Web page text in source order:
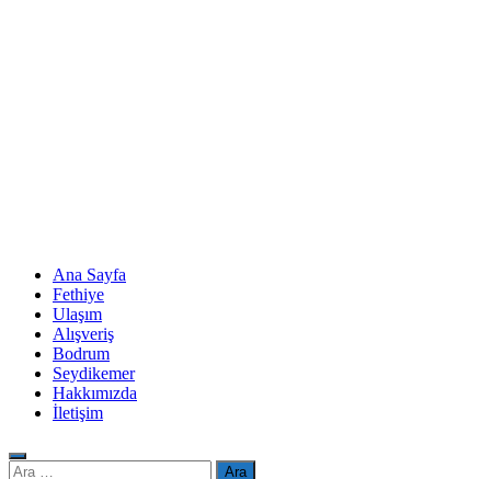
Ana Sayfa
Fethiye
Ulaşım
Alışveriş
Bodrum
Seydikemer
Hakkımızda
İletişim
Arama: